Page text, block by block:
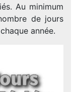
Au minimum
de jours
année.